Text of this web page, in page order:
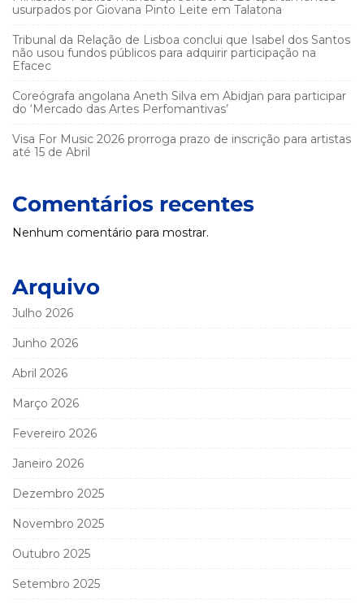
usurpados por Giovana Pinto Leite em Talatona
Tribunal da Relação de Lisboa conclui que Isabel dos Santos
não usou fundos públicos para adquirir participação na
Efacec
Coreógrafa angolana Aneth Silva em Abidjan para participar
do ‘Mercado das Artes Perfomantivas’
Visa For Music 2026 prorroga prazo de inscrição para artistas
até 15 de Abril
Comentários recentes
Nenhum comentário para mostrar.
Arquivo
Julho 2026
Junho 2026
Abril 2026
Março 2026
Fevereiro 2026
Janeiro 2026
Dezembro 2025
Novembro 2025
Outubro 2025
Setembro 2025